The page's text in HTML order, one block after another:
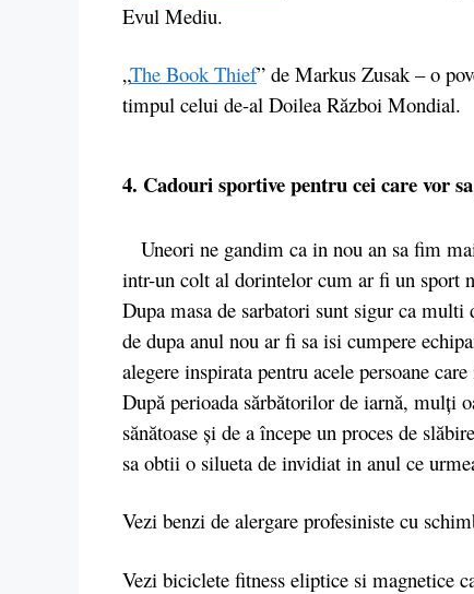
Evul Mediu.
„The Book Thief” de Markus Zusak – o
timpul celui de-al Doilea Război Mondial.
4. Cadouri sportive pentru cei care vor
Uneori ne gandim ca in nou an sa fim
intr-un colt al dorintelor cum ar fi un sport
Dupa masa de sarbatori sunt sigur ca
de dupa anul nou ar fi sa isi cumpere
alegere inspirata pentru acele persoane
După perioada sărbătorilor de iarnă, mulți
sănătoase și de a începe un proces de
sa obtii o silueta de invidiat in anul ce
Vezi benzi de alergare profesiniste cu
Vezi biciclete fitness eliptice si magnetice